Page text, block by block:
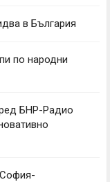
в България
по народни
БНР-Радио